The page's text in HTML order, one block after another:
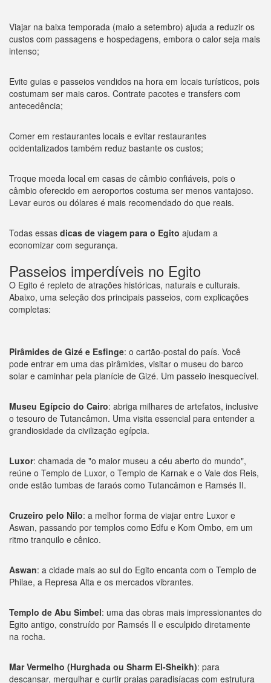
Viajar na baixa temporada (maio a setembro) ajuda a reduzir os
custos com passagens e hospedagens, embora o calor seja mais
intenso;
Evite guias e passeios vendidos na hora em locais turísticos, pois
costumam ser mais caros. Contrate pacotes e transfers com
antecedência;
Comer em restaurantes locais e evitar restaurantes
ocidentalizados também reduz bastante os custos;
Troque moeda local em casas de câmbio confiáveis, pois o
câmbio oferecido em aeroportos costuma ser menos vantajoso.
Levar euros ou dólares é mais recomendado do que reais.
Todas essas dicas de viagem para o Egito ajudam a
economizar com segurança.
Passeios imperdíveis no Egito
O Egito é repleto de atrações históricas, naturais e culturais.
Abaixo, uma seleção dos principais passeios, com explicações
completas:
Pirâmides de Gizé e Esfinge: o cartão-postal do país. Você
pode entrar em uma das pirâmides, visitar o museu do barco
solar e caminhar pela planície de Gizé. Um passeio inesquecível.
Museu Egípcio do Cairo: abriga milhares de artefatos, inclusive
o tesouro de Tutancâmon. Uma visita essencial para entender a
grandiosidade da civilização egípcia.
Luxor: chamada de "o maior museu a céu aberto do mundo",
reúne o Templo de Luxor, o Templo de Karnak e o Vale dos Reis,
onde estão tumbas de faraós como Tutancâmon e Ramsés II.
Cruzeiro pelo Nilo: a melhor forma de viajar entre Luxor e
Aswan, passando por templos como Edfu e Kom Ombo, em um
ritmo tranquilo e cênico.
Aswan: a cidade mais ao sul do Egito encanta com o Templo de
Philae, a Represa Alta e os mercados vibrantes.
Templo de Abu Simbel: uma das obras mais impressionantes do
Egito antigo, construído por Ramsés II e esculpido diretamente
na rocha.
Mar Vermelho (Hurghada ou Sharm El-Sheikh): para
descansar, mergulhar e curtir praias paradisíacas com estrutura